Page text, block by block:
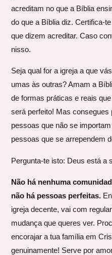
acreditam no que a Bíblia
do que a Bíblia diz. Certifica-
que dizem acreditar. Caso
nisso.
Seja qual for a igreja a que
umas às outras? Amam a
de formas práticas e reais
será perfeito! Mas consegues
pessoas que não se
pessoas que se arrependem
Pergunta-te isto: Deus está a
Não há nenhuma
não há pessoas perfeitas.
igreja decente, vai com
mudança que queres ver.
encorajar a tua família em
genuinamente! Serve por